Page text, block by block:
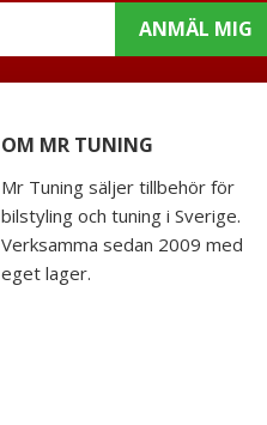
ANMÄL MIG
OM MR TUNING
Mr Tuning säljer tillbehör för
bilstyling och tuning i Sverige.
Verksamma sedan 2009 med
eget lager.